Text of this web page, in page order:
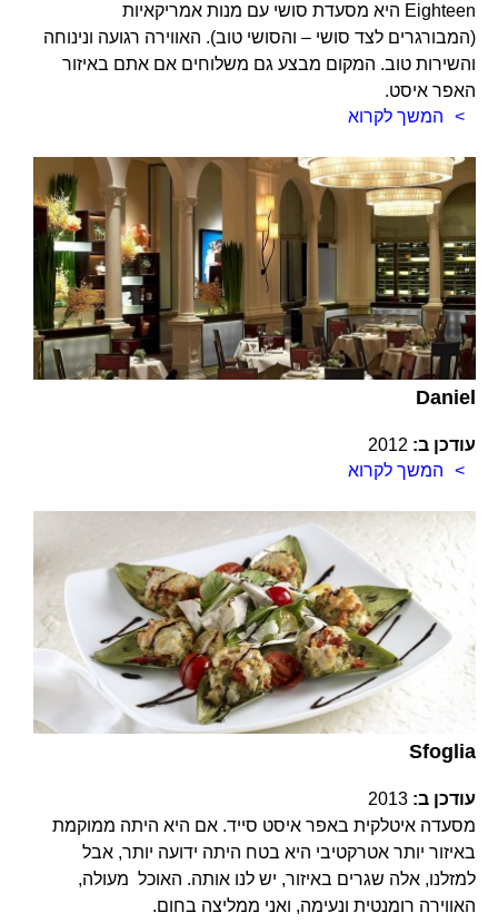
Eighteen היא מסעדת סושי עם מנות אמריקאיות
(המבורגרים לצד סושי – והסושי טוב). האווירה רגועה ונינוחה
והשירות טוב. המקום מבצע גם משלוחים אם אתם באיזור
האפר איסט.
המשך לקרוא
Daniel
עודכן ב: 2012
המשך לקרוא
Sfoglia
עודכן ב: 2013
מסעדה איטלקית באפר איסט סייד. אם היא היתה ממוקמת
באיזור יותר אטרקטיבי היא בטח היתה ידועה יותר, אבל
למזלנו, אלה שגרים באיזור, יש לנו אותה. האוכל מעולה,
האווירה רומנטית ונעימה, ואני ממליצה בחום.